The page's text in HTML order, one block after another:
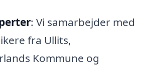
: Vi samarbejder med
fra Ullits,
Kommune og